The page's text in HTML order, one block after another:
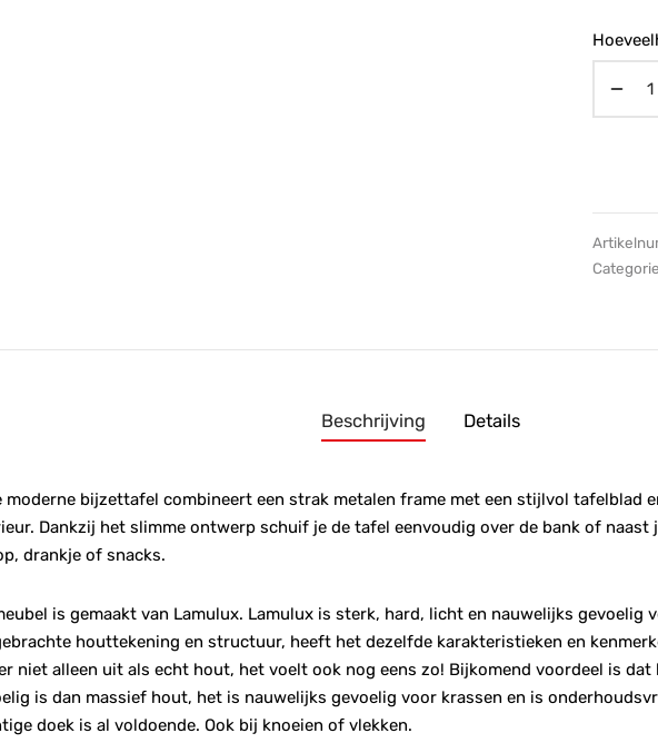
Beschrijving Details
moderne bijzettafel combineert een strak metalen frame met een stijlvol tafelblad
Dankzij het slimme ontwerp schuif je de tafel eenvoudig over de bank of naast
drankje of snacks.
is gemaakt van Lamulux. Lamulux is sterk, hard, licht en nauwelijks gevoelig
houttekening en structuur, heeft het dezelfde karakteristieken en
niet alleen uit als echt hout, het voelt ook nog eens zo! Bijkomend voordeel is dat
is dan massief hout, het is nauwelijks gevoelig voor krassen en is
doek is al voldoende. Ook bij knoeien of vlekken.